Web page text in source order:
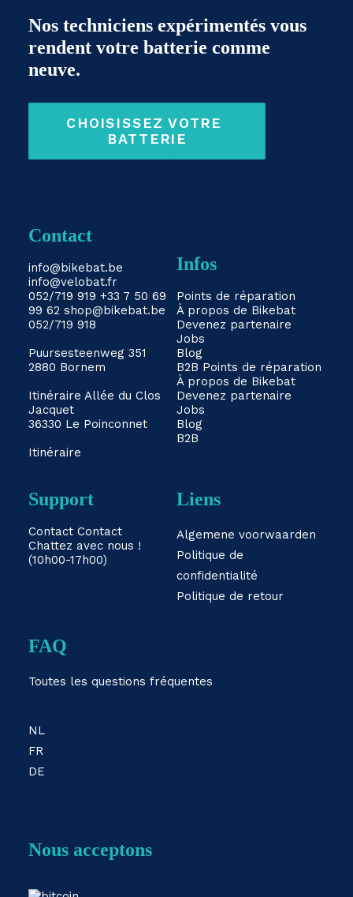
Nos techniciens expérimentés vous
rendent votre batterie comme
neuve.
CHOISISSEZ VOTRE
BATTERIE
Contact
info@bikebat.be
info@velobat.fr
052/719 919 +33 7 50 69
99 62 shop@bikebat.be
052/719 918
Puursesteenweg 351
2880 Bornem
Itinéraire Allée du Clos
Jacquet
36330 Le Poinconnet
Itinéraire
Infos
Points de réparation
À propos de Bikebat
Devenez partenaire
Jobs
Blog
B2B Points de réparation
À propos de Bikebat
Devenez partenaire
Jobs
Blog
B2B
Support
Contact Contact
Chattez avec nous !
(10h00-17h00)
Liens
Algemene voorwaarden
Politique de
confidentialité
Politique de retour
FAQ
Toutes les questions fréquentes
NL
FR
DE
Nous acceptons